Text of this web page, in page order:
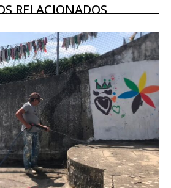
RELACIONADOS